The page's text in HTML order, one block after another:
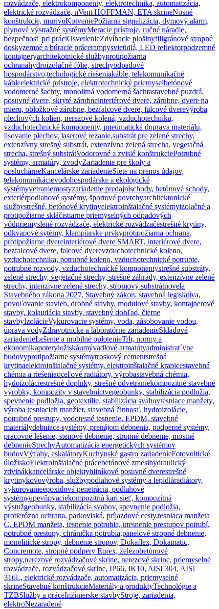
rozvádzače, elektrokomponenty, elektrotechnika, automatizácia,
elektrické rozvádzače, nVent HOFFMAN, ETA skrineNosné
konštrukcie, murivoKotveniePožiarna signalizácia, dymový alarm,
plynové výstražné systémyMeracie prístroje, ručné náradie,
bezpečnosť pri práciOsvetlenieZdvíhacie plošinyfiligránové stropné
doskyzemné a búracie prácerampysvietidlá, LED reflektorpodzemné
kontajneryarchitekotnické službyprotipožiarna
ochranahydroizolačné fólie, strechyodpadové
hospodárstvo,techologické riešeniakáble, telekomunikačné
kábleelektrické prístroje, elektrotechnický priemyselbetónové
vodomerné šachty, monolitná vodomerná šachtastavebné puzdrá,
posuvné dvere, skryté zárubneinteriérové dvere, zárubne, dvere na
mieru, obložkové zárubne, bezfalcové dvere, falcové dverevýroba
plechových kolien, nerezové kolená, vzduchotechnika,
vzduchotechnické komponenty, pneumatická doprava materiálu,
lisovanie plechov, laserové rezanie,substrát pre zelené strechy,
extenzívny strešný substrát, extenzívna zelená strecha, vegetačná
strecha, strešný substrátVodorovné a zvislé konštrukciePotrubné
systémy, armatúry, zvodyZariadenie pre školy a
posluchárneKancelárske zariadenieSiete na prenos údajov,
telekomunikácievodohospodárske a ekologické
systémyvetraniemostyzariadenie predajníschody, betónové schody,
exteriérpodlahové systémy, športové povrchyarchitektonické
službystrešné, betónové krytinyelektroinštalačné systémyizolačné a
protipožiarne skláčistiarne priemyselných odpadových
vôdpriemyslené rozvádzače, elektrické rozvádzačestrešné krytiny,
odkvapové sytémy, klampiarske prvkyprotipožiarna ochrana,
protipožiarne dvereinteriérové dvere SMART, interiérové dvere,
bezfalcové dvere, falcové dverevzduchotechnické koleno,
vzduchotechnika, potrubné koleno, vzduchotechnické potrubie,
potrubné rozvody, vzduchotechnické komponentystrešné substráty,
zelené strechy, vegetačné strechy, strešné záhrady, extenzívne zelené
strechy, intenzívne zelené strechy, stromový substrátnovela
Stavebného zákona 2027, Stavebný zákon, stavebná legislatíva,
povoľovanie stavieb, drobné stavby, modulové stavby, kontajnerové
stavby, kolaudácia stavby, stavebný dohľad, čierne
stavbyIzolácieVykurovacie systémy, voda, zásobovanie vodou,
úprava vodyZdravotnícke a laboratórne zariadenieSkladové
zariadenieLešenie a mobilné oplotenieTrh, normy a
ekonomikapoteryložiskáumývadlové armatútyadministrat´vne
budovyprotipožiarne systémytroskový cementstrešná
krytinaelektroinštalačné systémy, elektroinštalačné krabicestavebná
chémia a riešeniaoceľové radiátory, výrobastavebná chémia,
hydoizoláciestrešné doplnky, strešné odvetraniekompozitné stavebné
výrobky, kompozity v stavebníctvegeobunky, stabilizácia podložia,
spevnenie podložia, geotextílie, stabilizácia svahovtesniace manžety,
výroba tesniacich manžiet, stavebná činnosť, hydroizolácie,
potrubné prestupy, vodotesné tesnenie, EPDM, stavebné
materiálydebniace systémy, prenájom debnenia, podperné systémy,
pracovné lešenie, stenové debnenie, stropné debnenie, mostné
debnenieStrechyAutomatizácia energetických systémov
budovVýťahy, eskalátoryKuchynské gastro zariadenieFotovoltické
úložiskoElektroinštalačné prácebetónové zmesihydraulický
zdvihákkancelárske objektyhliníkové posuvné dverestrešné
krytinykovovýroba, službypodlahové systémy a lepidláradiátory,
vykurovanieepoxidová penetrácia, podlahové
systémyupevňpvaciekompozitná kari sieť, kompozitná
výstužgeobunky, stabilizácia svahov, spevnenie podložia,
protierózna ochrana, parkoviská, príjazdové cesty,tesniaca manžeta
C, EPDM manžeta, tesnenie potrubia, utesnenie prestupov potrubí,
potrubné prestupy, chránička potrubia,panelové stropné debnenie,
monolitické stropy, debnenie stropov, Dokaflex, Dokamatic,
Concremote, stropné podpery Eurex, železobetónové
stropy,nerezové rozvádzačové skrine, nerezové skrine, priemyselné
rozvádzače, rozvádzačové skrine, IP66, IK10, AISI 304, AISI
316L, elektrické rozvádzače, automatizácia, priemyselné
skrineStavebné konštrukcieMateriály a produktyTechnológie a
TZBSlužby a práceInžinierske stavbyStroje, zariadenia,
elektroNezaradené